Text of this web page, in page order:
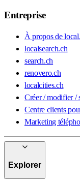
Entreprise
À propos de
localsearch.ch
search.ch
renovero.ch
localcities.ch
Créer / modifier /
Centre clients
Marketing
Explorer